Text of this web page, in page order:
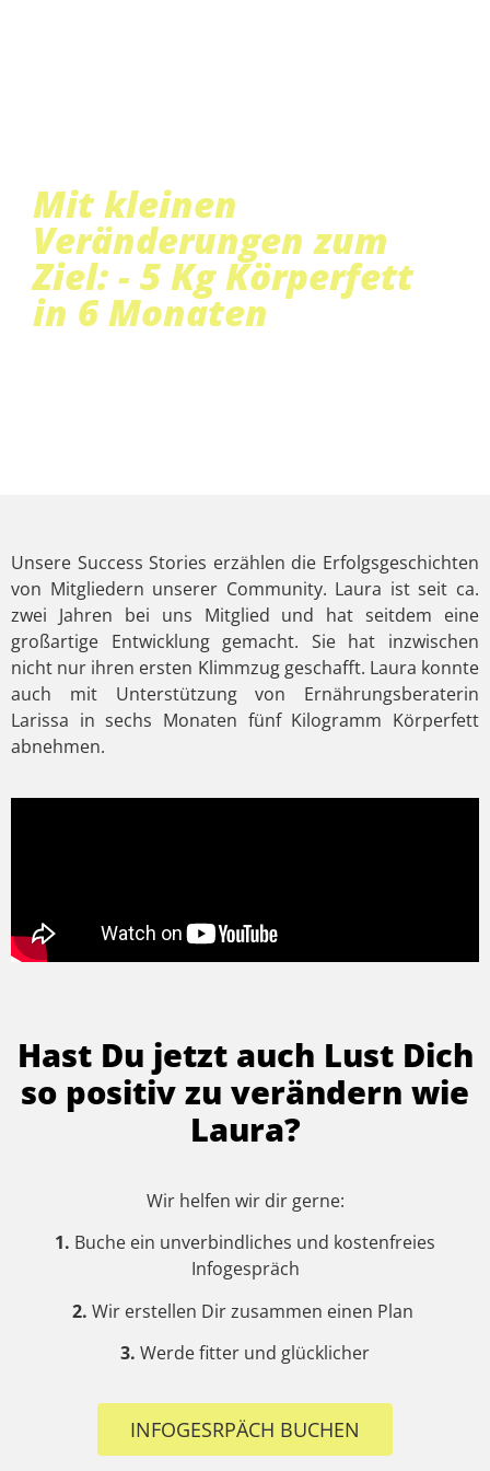
Mit kleinen
Veränderungen zum
Ziel: - 5 Kg Körperfett
in 6 Monaten​
Unsere Success Stories erzählen die Erfolgsgeschichten
von Mitgliedern unserer Community. Laura ist seit ca.
zwei Jahren bei uns Mitglied und hat seitdem eine
großartige Entwicklung gemacht. Sie hat inzwischen
nicht nur ihren ersten Klimmzug geschafft. Laura konnte
auch mit Unterstützung von Ernährungsberaterin
Larissa in sechs Monaten fünf Kilogramm Körperfett
abnehmen.
Hast Du jetzt auch Lust Dich
so positiv zu verändern wie
Laura?
Wir helfen wir dir gerne:
1. Buche ein unverbindliches und kostenfreies
Infogespräch
2. Wir erstellen Dir zusammen einen Plan
3. Werde fitter und glücklicher
INFOGESRPÄCH BUCHEN